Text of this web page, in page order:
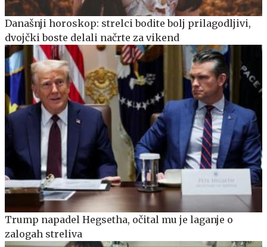
Današnji horoskop: strelci bodite bolj prilagodljivi,
dvojčki boste delali načrte za vikend
Trump napadel Hegsetha, očital mu je laganje o
zalogah streliva